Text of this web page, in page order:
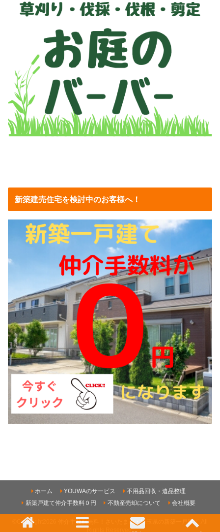
新築建売住宅を検討中のお客様へ！
ホーム YOUWAのサービス
不用品回収・遺品整理
新築戸建て仲介手数料０円
不動産売却について 会社概要
©Copyright2026 仲介手数料無料！さいたま市・埼玉県の新築一戸建て
Rights Reserved.